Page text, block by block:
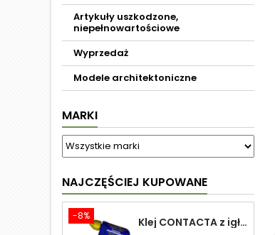
Artykuły uszkodzone,
niepełnowartościowe
Wyprzedaż
Modele architektoniczne
MARKI
NAJCZĘŚCIEJ KUPOWANE
-8% Klej CONTACTA z igłą do plastiku 25,0 g